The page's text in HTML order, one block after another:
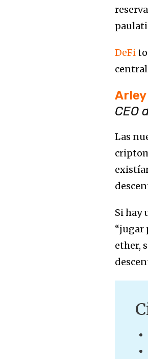
DeFi
Arley
CEO
Las
Si hay
“jugar
ether,